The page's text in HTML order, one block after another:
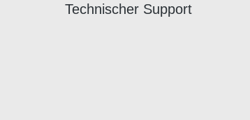
Technischer Support